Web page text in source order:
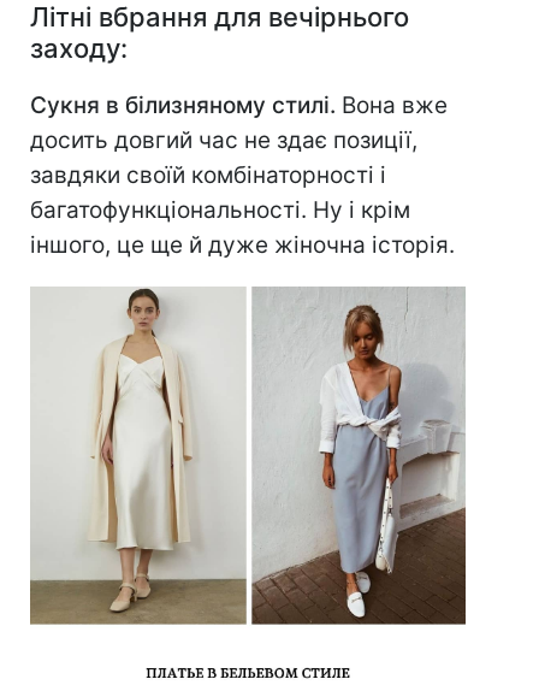
Літні вбрання для вечірнього
заходу:
Сукня в білизняному стилі. Вона вже
досить довгий час не здає позиції,
завдяки своїй комбінаторності і
багатофункціональності. Ну і крім
іншого, це ще й дуже жіночна історія.